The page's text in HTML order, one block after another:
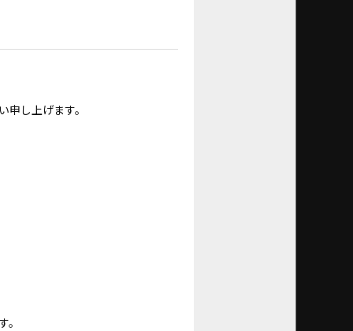
し上げます。